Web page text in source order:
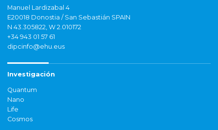
Manuel Lardizabal 4
E20018 Donostia / San Sebastián SPAIN
N 43.305822, W 2.010172
+34 943 01 57 61
dipcinfo@ehu.eus
Investigación
Quantum
Nano
Life
Cosmos